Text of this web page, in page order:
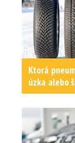
Ktorá
úzka alebo